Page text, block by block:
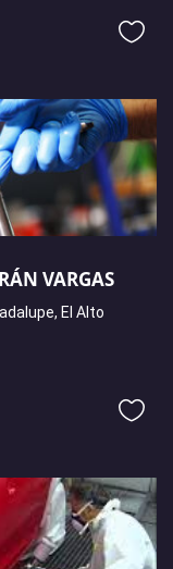
VARGAS
El Alto